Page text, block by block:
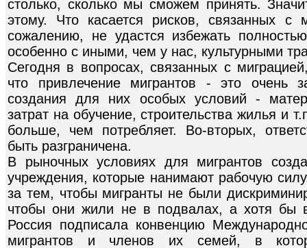
столько, сколько мы сможем принять.
этому. Что касается рисков, связанных с
сожалению, не удастся избежать
особенно с иными, чем у нас, культурными
Сегодня в вопросах, связанных с
что привлечение мигрантов - это очень
создания для них особых условий -
затрат на обучение, строительства жилья и
больше, чем потребляет. Во-вторых,
быть разграничена.
В рыночных условиях для мигрантов
учреждения, которые нанимают рабочую
за тем, чтобы мигранты не были
чтобы они жили не в подвалах, а хотя бы
Россия подписала конвенцию
мигрантов и членов их семей, в